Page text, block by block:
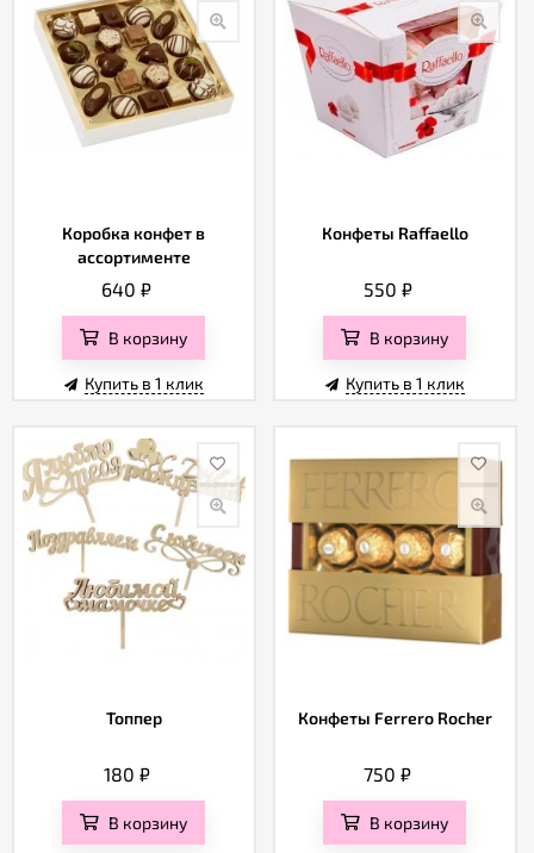
Коробка конфет в
ассортименте
640₽
В корзину
Купить в 1 клик
Конфеты Raffaello
550 ₽
В корзину
Купить в 1 клик
Топпер
180 ₽
В корзину
Конфеты Ferrero Rocher
750₽
В корзину